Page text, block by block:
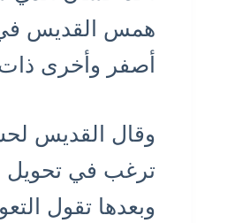
همس القديس في
أصفر وأخرى
وقال القديس
ترغب في تحويل
وبعدها تقول